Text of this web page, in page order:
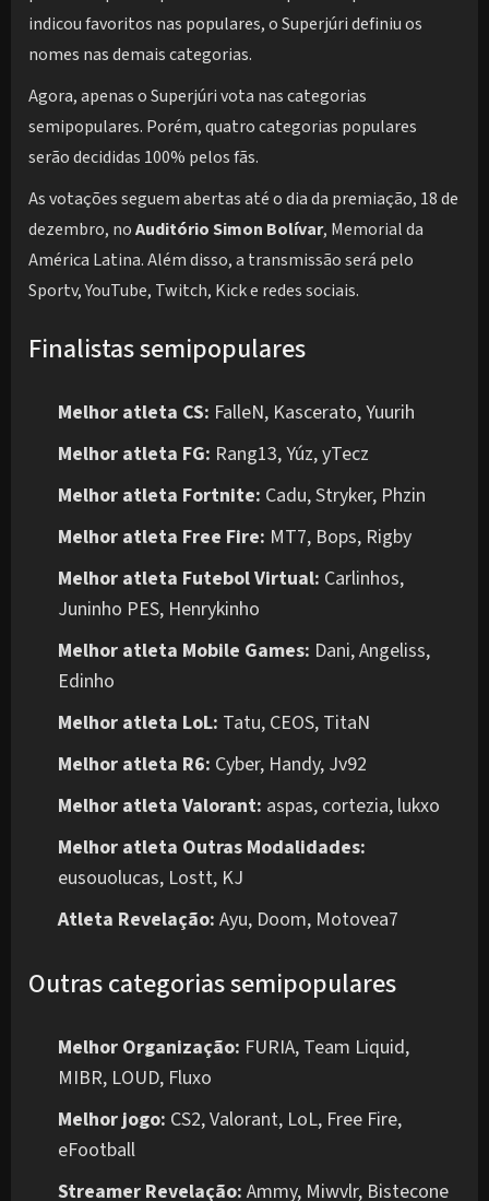
indicou favoritos nas populares, o Superjúri definiu os
nomes nas demais categorias.
Agora, apenas o Superjúri vota nas categorias
semipopulares. Porém, quatro categorias populares
serão decididas 100% pelos fãs.
As votações seguem abertas até o dia da premiação, 18 de
dezembro, noAuditório Simon Bolívar, Memorial da
América Latina. Além disso, a transmissão será pelo
Sportv, YouTube, Twitch, Kick e redes sociais.
Finalistas semipopulares
Melhor atleta CS: FalleN, Kascerato, Yuurih
Melhor atleta FG: Rang13, Yúz, yTecz
Melhor atleta Fortnite: Cadu, Stryker, Phzin
Melhor atleta Free Fire: MT7, Bops, Rigby
Melhor atleta Futebol Virtual: Carlinhos,
Juninho PES, Henrykinho
Melhor atleta Mobile Games: Dani, Angeliss,
Edinho
Melhor atleta LoL: Tatu, CEOS, TitaN
Melhor atleta R6: Cyber, Handy, Jv92
Melhor atleta Valorant: aspas, cortezia, lukxo
Melhor atleta Outras Modalidades:
eusouolucas, Lostt, KJ
Atleta Revelação: Ayu, Doom, Motovea7
Outras categorias semipopulares
Melhor Organização: FURIA, Team Liquid,
MIBR, LOUD, Fluxo
Melhor jogo: CS2, Valorant, LoL, Free Fire,
eFootball
Streamer Revelação: Ammy, Miwvlr, Bistecone